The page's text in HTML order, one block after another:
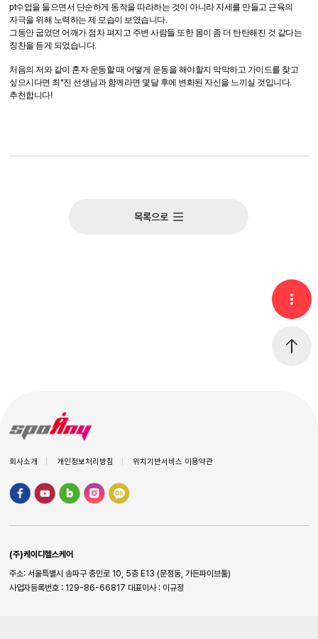
pt수업을 들으면서 단순하게 동작을 따라하는 것이 아니라 자세를 만들고 근육의
자극을 위해 노력하는 제 모습이 보였습니다.
그동안 굽었던 어깨가 점차 펴지고 주변 사람들 또한 몸이 좀 더 탄탄해진 것 같다는
칭찬을 듣게 되었습니다.
처음의 저와 같이 혼자 운동할 때 어떻게 운동을 해야할지 막막하고 가이드를 찾고
싶으시다면 최*진 선생님과 함께라면 몇달 후에 변화된 자신을 느끼실 것입니다.
추천합니다!
목록으로
회사소개 개인정보처리방침 위치기반서비스 이용약관
(주)케이디헬스케어
주소: 서울특별시 송파구 충민로 10, 5층 E13 (문정동, 가든파이브툴)
사업자등록번호 : 129-86-66817 대표이사 : 이규정